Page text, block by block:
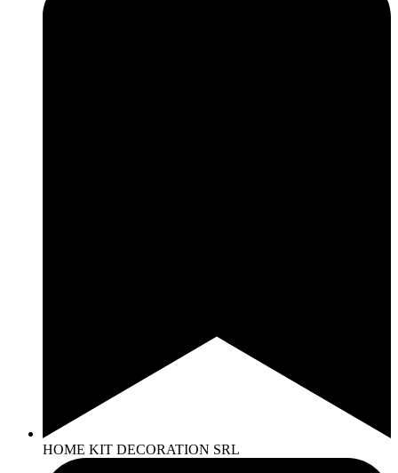
HOME KIT DECORATION SRL